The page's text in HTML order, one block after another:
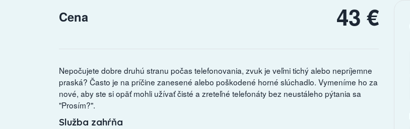
Cena 43 €
Nepočujete dobre druhú stranu počas telefonovania, zvuk je veľmi tichý alebo nepríjemne
praská? Často je na príčine zanesené alebo poškodené horné slúchadlo. Vymeníme ho za
nové, aby ste si opäť mohli užívať čisté a zreteľné telefonáty bez neustáleho pýtania sa
"Prosím?".
Služba zahŕňa